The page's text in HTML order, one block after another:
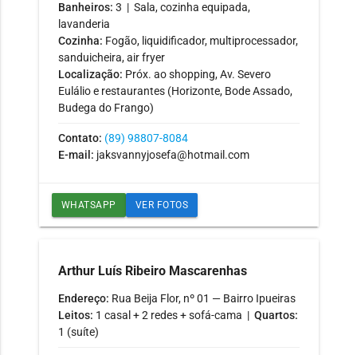
Banheiros: 3 | Sala, cozinha equipada,
lavanderia
Cozinha: Fogão, liquidificador, multiprocessador,
sanduicheira, air fryer
Localização: Próx. ao shopping, Av. Severo
Eulálio e restaurantes (Horizonte, Bode Assado,
Budega do Frango)
Contato: (89) 98807-8084
E-mail: jaksvannyjosefa@hotmail.com
WHATSAPP VER FOTOS
Arthur Luís Ribeiro Mascarenhas
Endereço: Rua Beija Flor, nº 01 — Bairro Ipueiras
Leitos: 1 casal + 2 redes + sofá-cama | Quartos:
1 (suíte)